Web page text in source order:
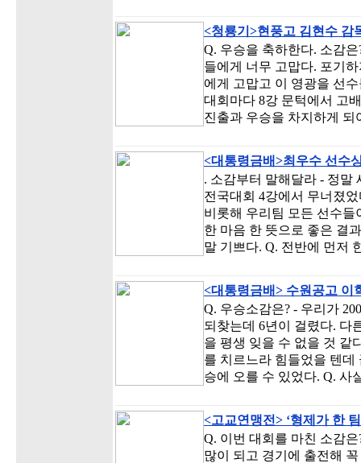
<청룡기>현풍고 김현수 감
Q. 우승을 축하한다. 소감
들에게 너무 고맙다. 포기
에게 고맙고 이 영광을 선
대회마다 8강 문턱에서 고
진출과 우승을 차지하게
<대통령금배>최우수 선수
. 소감부터 말해달라 - 정말
전국대회 4강에서 무너졌
비롯해 우리팀 모든 선수
한 마음 한 뜻으로 좋은 결
말 기쁘다. Q. 전반에 먼저
<대통령금배> 수원공고 이
Q. 우승소감은? - 우리가
되찾는데 6년이 걸렸다. 다
을 평생 잊을 수 없을 것 같
를 치르느라 힘들었을 텐
승에 오를 수 있었다. Q. 사
<고교연맹전> ‘형제가 한
Q. 이번 대회를 마친 소감
많이 되고 경기에 출전해